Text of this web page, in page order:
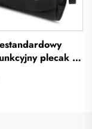
plecak o
dla kobiet